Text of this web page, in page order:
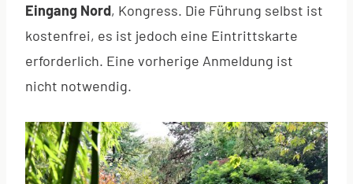
Eingang Nord, Kongress. Die Führung selbst ist
kostenfrei, es ist jedoch eine Eintrittskarte
erforderlich. Eine vorherige Anmeldung ist
nicht notwendig.